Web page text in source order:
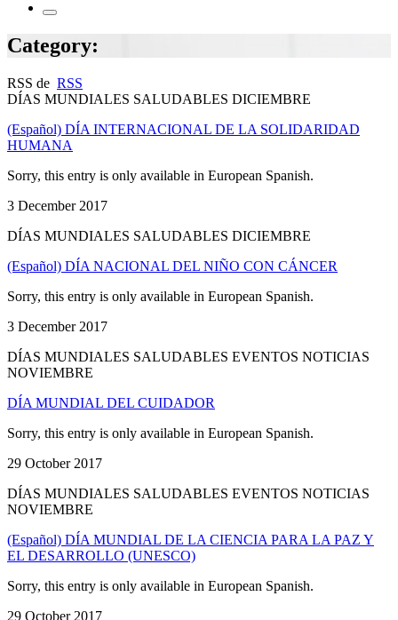
Category:
RSS de RSS
DÍAS MUNDIALES SALUDABLES DICIEMBRE
(Español) DÍA INTERNACIONAL DE LA SOLIDARIDAD
HUMANA
Sorry, this entry is only available in European Spanish.
3 December 2017
DÍAS MUNDIALES SALUDABLES DICIEMBRE
(Español) DÍA NACIONAL DEL NIÑO CON CÁNCER
Sorry, this entry is only available in European Spanish.
3 December 2017
DÍAS MUNDIALES SALUDABLES EVENTOS NOTICIAS
NOVIEMBRE
DÍA MUNDIAL DEL CUIDADOR
Sorry, this entry is only available in European Spanish.
29 October 2017
DÍAS MUNDIALES SALUDABLES EVENTOS NOTICIAS
NOVIEMBRE
(Español) DÍA MUNDIAL DE LA CIENCIA PARA LA PAZ Y
EL DESARROLLO (UNESCO)
Sorry, this entry is only available in European Spanish.
29 October 2017